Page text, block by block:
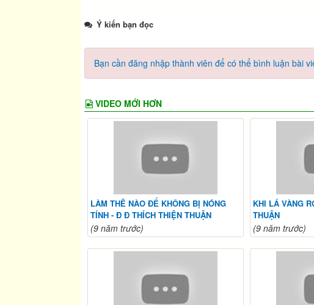
Ý kiến bạn đọc
Bạn cần đăng nhập thành viên để có thể bình luận bài
VIDEO MỚI HƠN
LÀM THÊ NÀO ĐỂ KHÔNG BỊ NÓNG
TÍNH - Đ Đ THÍCH THIỆN THUẬN
(9 năm trước)
KHI LÁ VÀNG
THUẬN
(9 năm trước)